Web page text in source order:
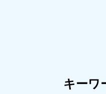
キーワ